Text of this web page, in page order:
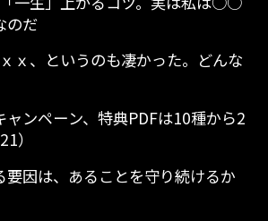
のだ
ｘ、というのも凄かった。どんな
ャンペーン、特典PDFは10種から2
）
要因は、あることを守り続けるか